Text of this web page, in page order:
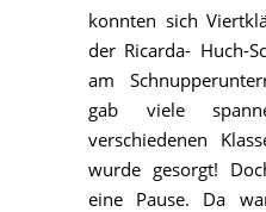
konnten sich
der Ricarda- Huch-
am
gab viele
verschiedenen
wurde gesorgt!
eine Pause. Da